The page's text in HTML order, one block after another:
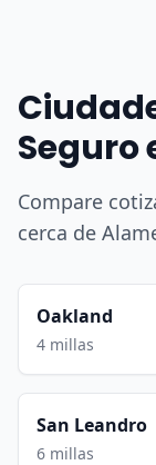
Seguro
Compare
cerca de
Oakland
4 millas
San Leandro
6 millas